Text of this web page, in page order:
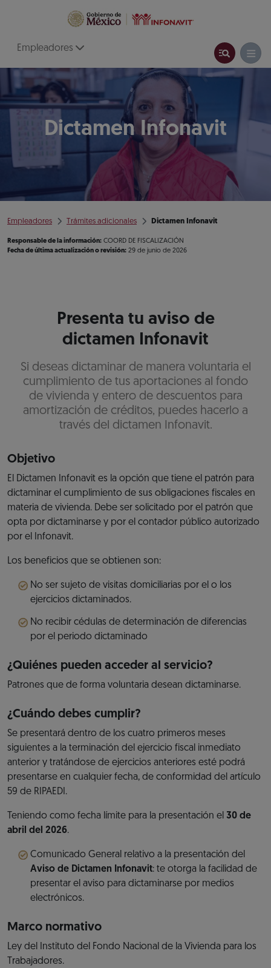
Empleadores
Dictamen Infonavit
Empleadores Trámites adicionales Dictamen Infonavit
Responsable de la información: COORD DE FISCALIZACIÓN
Fecha de última actualización o revisión: 29 de junio de 2026
Presenta tu aviso de
dictamen Infonavit
Si deseas dictaminar de manera voluntaria el
cumplimiento de tus aportaciones al fondo
de vivienda y entero de descuentos para
amortización de créditos, puedes hacerlo a
través del dictamen Infonavit.
Objetivo
El Dictamen Infonavit es la opción que tiene el patrón para
dictaminar el cumplimiento de sus obligaciones fiscales en
materia de vivienda. Debe ser solicitado por el patrón que
opta por dictaminarse y por el contador público autorizado
por el Infonavit.
Los beneficios que se obtienen son:
No ser sujeto de visitas domiciliarias por el o los
ejercicios dictaminados.
No recibir cédulas de determinación de diferencias
por el periodo dictaminado
¿Quiénes pueden acceder al servicio?
Patrones que de forma voluntaria desean dictaminarse.
¿Cuándo debes cumplir?
Se presentará dentro de los cuatro primeros meses
siguientes a la terminación del ejercicio fiscal inmediato
anterior y tratándose de ejercicios anteriores esté podrá
presentarse en cualquier fecha, de conformidad del artículo
59 de RIPAEDI.
Teniendo como fecha límite para la presentación el 30 de
abril del 2026.
Comunicado General relativo a la presentación del
Aviso de Dictamen Infonavit: te otorga la facilidad de
presentar el aviso para dictaminarse por medios
electrónicos.
Marco normativo
Ley del Instituto del Fondo Nacional de la Vivienda para los
Trabajadores.